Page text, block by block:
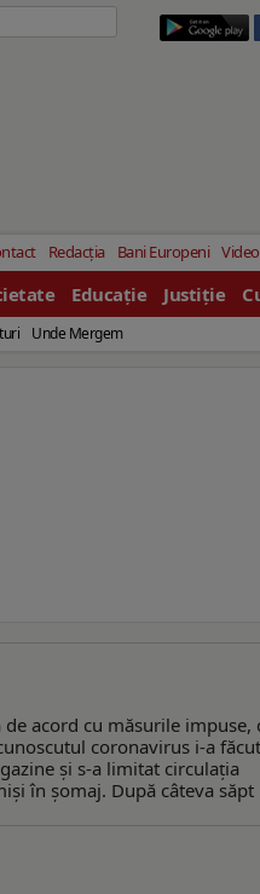
Redacția Bani Europeni
Educație Justiție
Unde Mergem
acord cu măsurile impuse,
coronavirus i-a
şi s-a limitat circulaţia
în şomaj. După câteva săpt